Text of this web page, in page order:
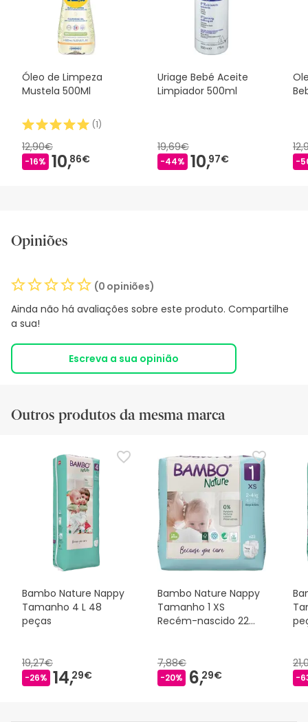
Óleo de Limpeza
Mustela 500Ml
(1)
12,90€
-16% 10,86€
Uriage Bebé Aceite
Limpiador 500ml
19,69€
-44% 10,97€ -
Opiniões
(0 opiniões)
Ainda não há avaliações sobre este produto. Compartilhe
a sua!
Escreva a sua opinião
Outros produtos da mesma marca
Bambo Nature Nappy
Tamanho 4 L 48
peças
19,27€
-26% 14,29€
Bambo Nature Nappy
Tamanho 1 XS
Recém-nascido 22
7,88€
-20% 6,29€ -